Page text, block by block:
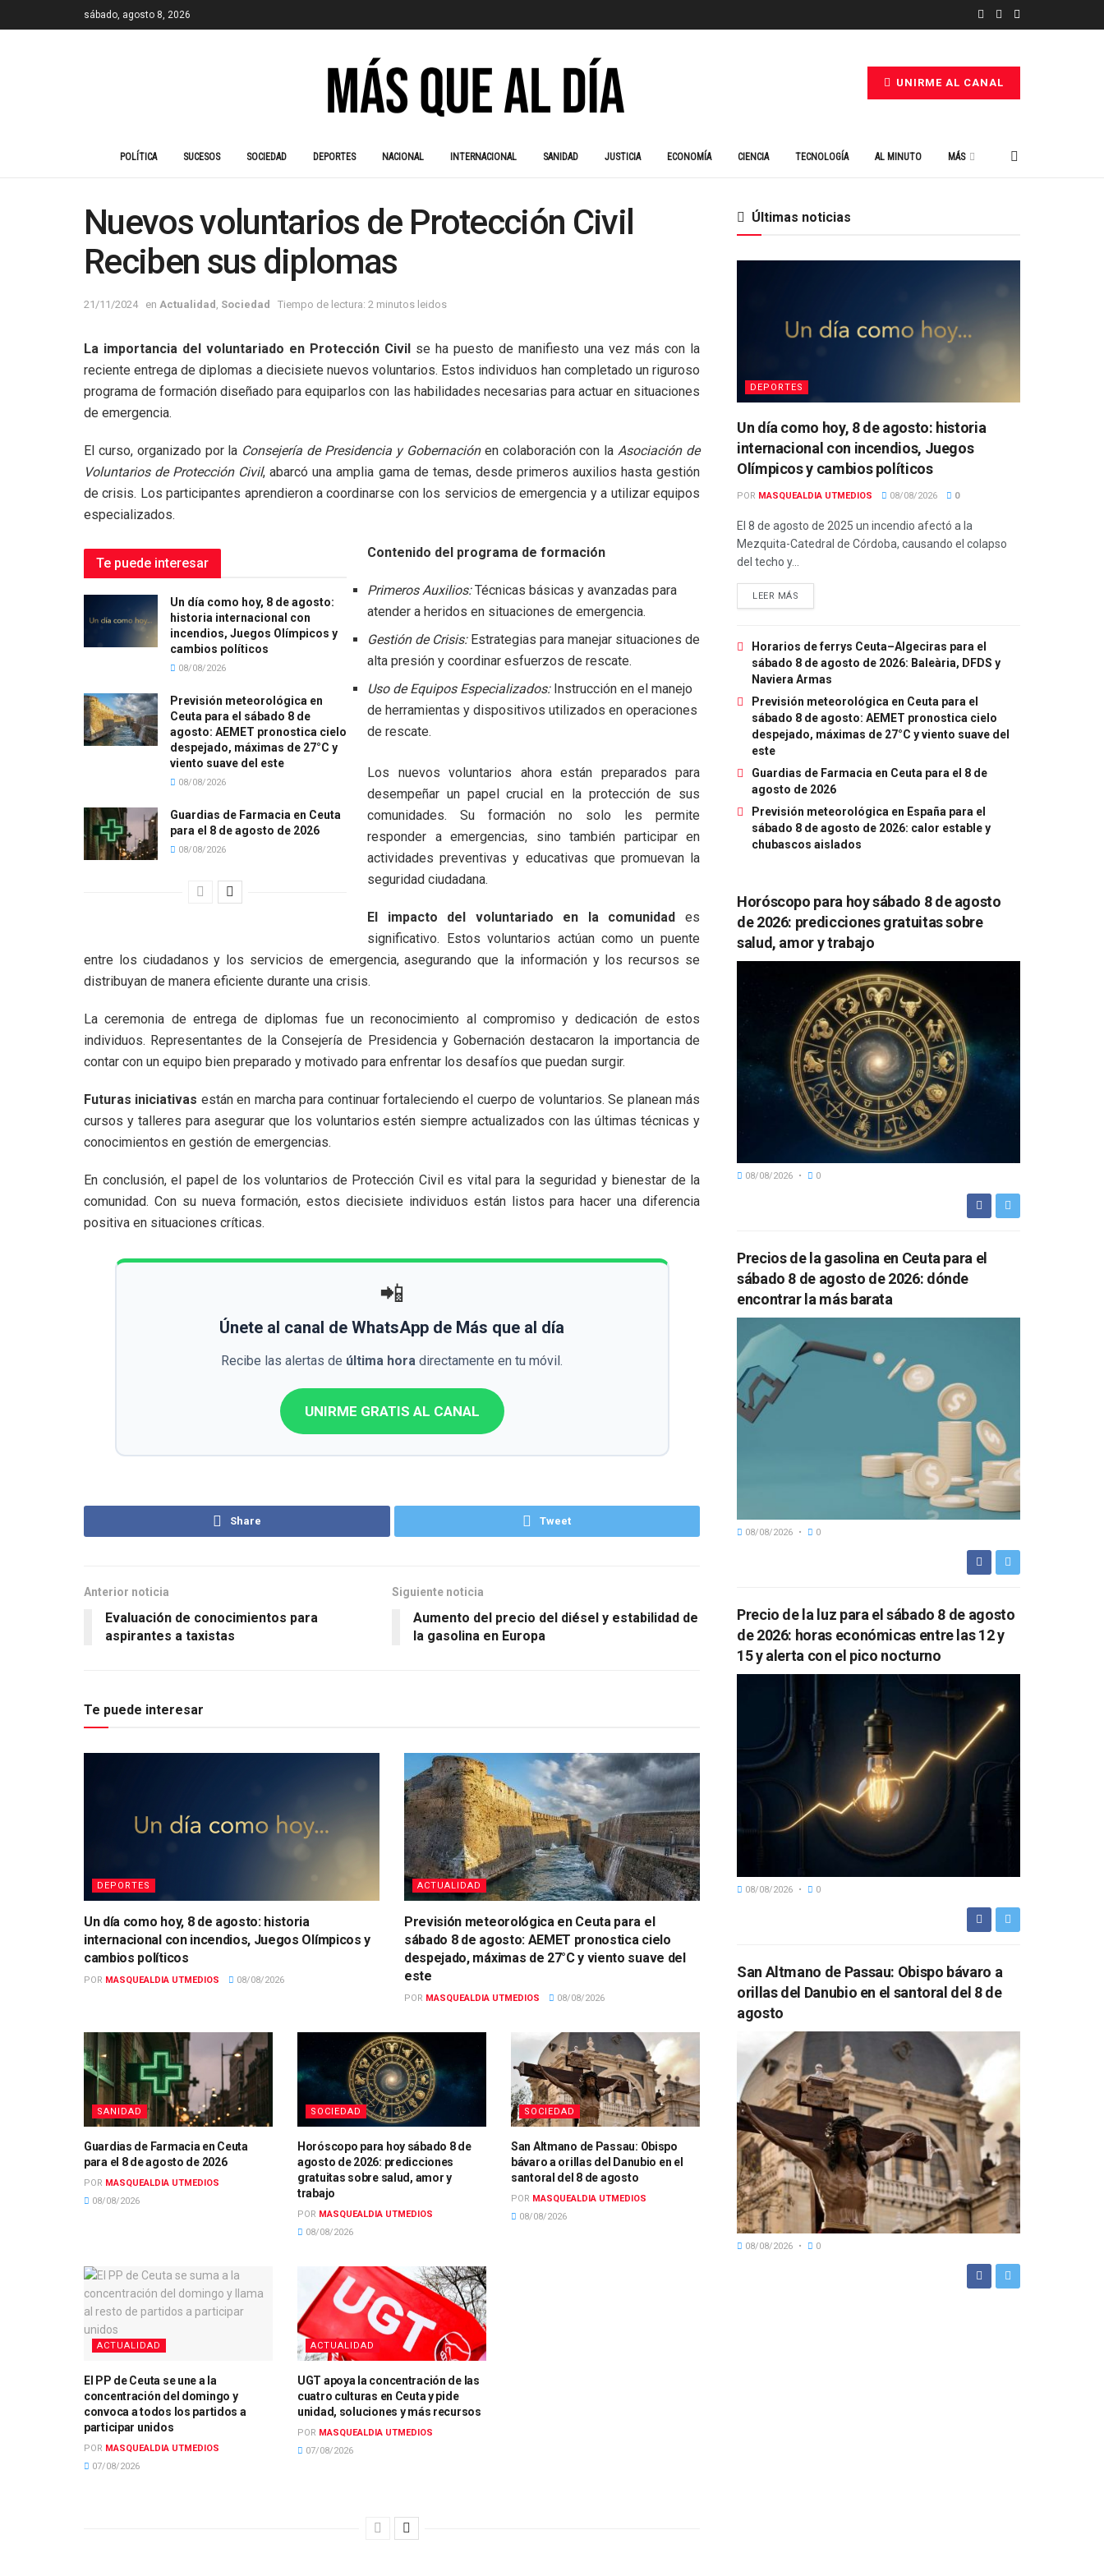
sábado, agosto 8, 2026
UNIRME AL CANAL
POLÍTICA SUCESOS SOCIEDAD DEPORTES NACIONAL INTERNACIONAL SANIDAD JUSTICIA ECONOMÍA CIENCIA TECNOLOGÍA AL MINUTO MÁS
Nuevos voluntarios de Protección Civil
Reciben sus diplomas
21/11/2024 en Actualidad Sociedad Tiempo de lectura: 2 minutos leidos
La importancia del voluntariado en Protección Civil se ha puesto de manifiesto una vez más con la
reciente entrega de diplomas a diecisiete nuevos voluntarios. Estos individuos han completado un riguroso
programa de formación diseñado para equiparlos con las habilidades necesarias para actuar en situaciones
de emergencia.
El curso, organizado por la Consejería de Presidencia y Gobernaciónen colaboración con la Asociación de
Voluntarios de Protección Civil, abarcó una amplia gama de temas, desde primeros auxilios hasta gestión
de crisis. Los participantes aprendieron a coordinarse con los servicios de emergencia y a utilizar equipos
especializados.
Te puede interesar
Un día como hoy, 8 de agosto:
historia internacional con
incendios, Juegos Olímpicos y
cambios políticos
08/08/2026
Previsión meteorológica en
Ceuta para el sábado 8 de
agosto: AEMET pronostica cielo
despejado, máximas de 27°C y
viento suave del este
08/08/2026
Guardias de Farmacia en Ceuta
para el 8 de agosto de 2026
08/08/2026
Contenido del programa de formación
Primeros Auxilios:Técnicas básicas y avanzadas para
atender a heridos en situaciones de emergencia.
Gestión de Crisis:Estrategias para manejar situaciones de
alta presión y coordinar esfuerzos de rescate.
Uso de Equipos Especializados:Instrucción en el manejo
de herramientas y dispositivos utilizados en operaciones
de rescate.
Los nuevos voluntarios ahora están preparados para
desempeñar un papel crucial en la protección de sus
comunidades. Su formación no solo les permite
responder a emergencias, sino también participar en
actividades preventivas y educativas que promuevan la
seguridad ciudadana.
El impacto del voluntariado en la comunidad es
significativo. Estos voluntarios actúan como un puente
entre los ciudadanos y los servicios de emergencia, asegurando que la información y los recursos se
distribuyan de manera eficiente durante una crisis.
La ceremonia de entrega de diplomas fue un reconocimiento al compromiso y dedicación de estos
individuos. Representantes de la Consejería de Presidencia y Gobernación destacaron la importancia de
contar con un equipo bien preparado y motivado para enfrentar los desafíos que puedan surgir.
Futuras iniciativas están en marcha para continuar fortaleciendo el cuerpo de voluntarios. Se planean más
cursos y talleres para asegurar que los voluntarios estén siempre actualizados con las últimas técnicas y
conocimientos en gestión de emergencias.
En conclusión, el papel de los voluntarios de Protección Civil es vital para la seguridad y bienestar de la
comunidad. Con su nueva formación, estos diecisiete individuos están listos para hacer una diferencia
positiva en situaciones críticas.
📲
Únete al canal de WhatsApp de Más que al día
Recibe las alertas de última hora directamente en tu móvil.
UNIRME GRATIS AL CANAL
Share Tweet
Anterior noticia
Evaluación de conocimientos para
aspirantes a taxistas
Siguiente noticia
Aumento del precio del diésel y estabilidad de
la gasolina en Europa
Te puede interesar
DEPORTES
Un día como hoy, 8 de agosto: historia
internacional con incendios, Juegos Olímpicos y
cambios políticos
POR MASQUEALDIA UTMEDIOS 08/08/2026
ACTUALIDAD
Previsión meteorológica en Ceuta para el
sábado 8 de agosto: AEMET pronostica cielo
despejado, máximas de 27°C y viento suave del
este
POR MASQUEALDIA UTMEDIOS 08/08/2026
SANIDAD
Guardias de Farmacia en Ceuta
para el 8 de agosto de 2026
POR MASQUEALDIA UTMEDIOS
08/08/2026
SOCIEDAD
Horóscopo para hoy sábado 8 de
agosto de 2026: predicciones
gratuitas sobre salud, amor y
trabajo
POR MASQUEALDIA UTMEDIOS
08/08/2026
SOCIEDAD
San Altmano de Passau: Obispo
bávaro a orillas del Danubio en el
santoral del 8 de agosto
POR MASQUEALDIA UTMEDIOS
08/08/2026
ACTUALIDAD
El PP de Ceuta se une a la
concentración del domingo y
convoca a todos los partidos a
participar unidos
POR MASQUEALDIA UTMEDIOS
07/08/2026
ACTUALIDAD
UGT apoya la concentración de las
cuatro culturas en Ceuta y pide
unidad, soluciones y más recursos
POR MASQUEALDIA UTMEDIOS
07/08/2026
Últimas noticias
DEPORTES
Un día como hoy, 8 de agosto: historia
internacional con incendios, Juegos
Olímpicos y cambios políticos
POR MASQUEALDIA UTMEDIOS 08/08/2026 0
El 8 de agosto de 2025 un incendio afectó a la
Mezquita-Catedral de Córdoba, causando el colapso
del techo y...
LEER MÁS
Horarios de ferrys Ceuta–Algeciras para el
sábado 8 de agosto de 2026: Baleària, DFDS y
Naviera Armas
Previsión meteorológica en Ceuta para el
sábado 8 de agosto: AEMET pronostica cielo
despejado, máximas de 27°C y viento suave del
este
Guardias de Farmacia en Ceuta para el 8 de
agosto de 2026
Previsión meteorológica en España para el
sábado 8 de agosto de 2026: calor estable y
chubascos aislados
Horóscopo para hoy sábado 8 de agosto
de 2026: predicciones gratuitas sobre
salud, amor y trabajo
08/08/2026 0
Precios de la gasolina en Ceuta para el
sábado 8 de agosto de 2026: dónde
encontrar la más barata
08/08/2026 0
Precio de la luz para el sábado 8 de agosto
de 2026: horas económicas entre las 12 y
15 y alerta con el pico nocturno
08/08/2026 0
San Altmano de Passau: Obispo bávaro a
orillas del Danubio en el santoral del 8 de
agosto
08/08/2026 0